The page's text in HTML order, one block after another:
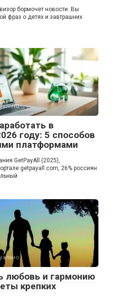
бормочет новости. Вы
фраз о детях и завтрашних
в
году: 5 способов
платформами
GetPayAll (2025),
getpayall.com, 26% россиян
любовь и гармонию
крепких